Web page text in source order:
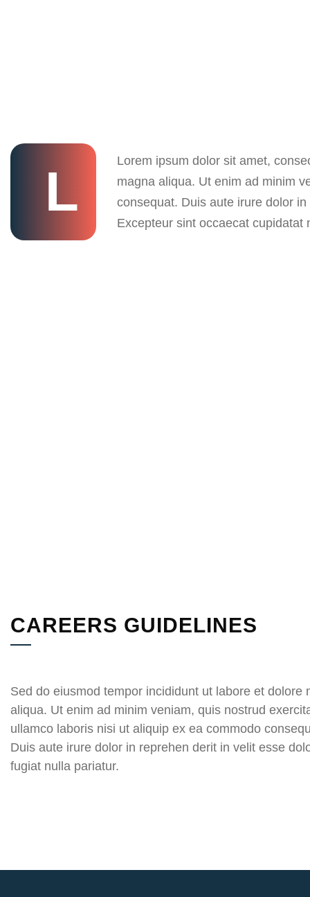
L
Lorem ipsum dolor sit amet,
magna aliqua. Ut enim ad minim
consequat. Duis aute irure dolor
Excepteur sint occaecat
CAREERS GUIDELINES
Sed do eiusmod tempor incididunt ut labore et dolore
aliqua. Ut enim ad minim veniam, quis nostrud
ullamco laboris nisi ut aliquip ex ea commodo
Duis aute irure dolor in reprehen derit in velit esse
fugiat nulla pariatur.